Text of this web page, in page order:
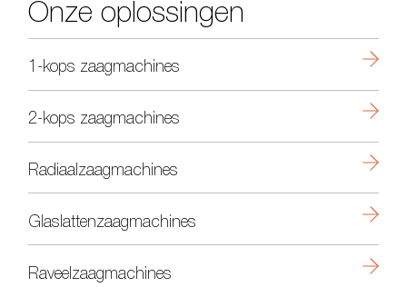
Onze oplossingen
1-kops zaagmachines
2-kops zaagmachines
Radiaalzaagmachines
Glaslattenzaagmachines
Raveelzaagmachines